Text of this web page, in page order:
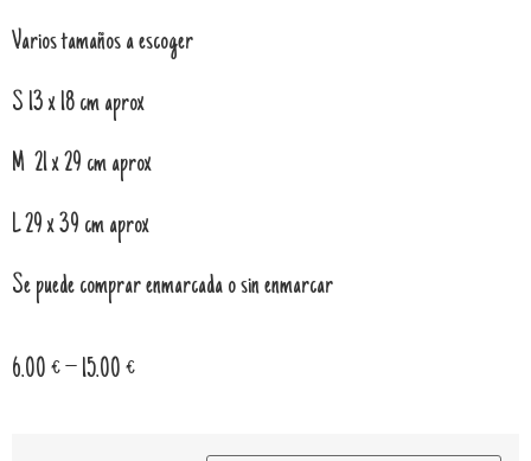
Varios tamaños a escoger
S 13 x 18 cm aprox
M 21 x 29 cm aprox
L 29 x 39 cm aprox
Se puede comprar enmarcada o sin enmarcar
6.00 €– 15.00 €